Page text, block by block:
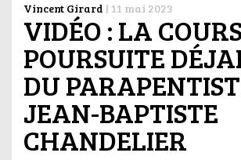
Vincent Girard | 11 mai 2023
VIDÉO : LA
POURSUITE
DU
JEAN-BAPTISTE
CHANDELIER